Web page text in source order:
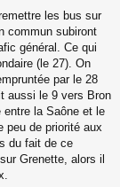
les bus sur
commun subiront
général. Ce qui
(le 27). On
par le 28
aussi le 9 vers Bron
entre la Saône et le
peu de priorité aux
du fait de ce
Grenette, alors il